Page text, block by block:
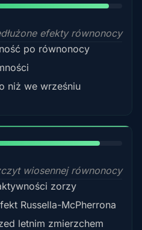
efekty równonocy
po równonocy
niż we wrześniu
wiosennej równonocy
zorzy
Russella-McPherrona
letnim zmierzchem